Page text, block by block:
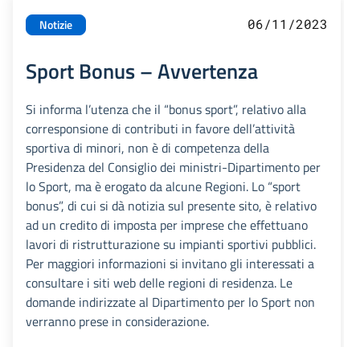
Notizie 06/11/2023
Sport Bonus – Avvertenza
Si informa l’utenza che il “bonus sport”, relativo alla
corresponsione di contributi in favore dell’attività
sportiva di minori, non è di competenza della
Presidenza del Consiglio dei ministri-Dipartimento per
lo Sport, ma è erogato da alcune Regioni. Lo “sport
bonus”, di cui si dà notizia sul presente sito, è relativo
ad un credito di imposta per imprese che effettuano
lavori di ristrutturazione su impianti sportivi pubblici.
Per maggiori informazioni si invitano gli interessati a
consultare i siti web delle regioni di residenza. Le
domande indirizzate al Dipartimento per lo Sport non
verranno prese in considerazione.